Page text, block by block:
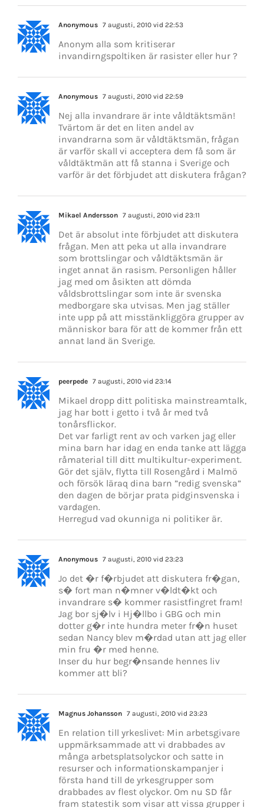
Anonymous 7 augusti, 2010 vid 22:53
Anonym alla som kritiserar
invandirngspoltiken är rasister eller hur ?
Anonymous 7 augusti, 2010 vid 22:59
Nej alla invandrare är inte våldtäktsmän!
Tvärtom är det en liten andel av
invandrarna som är våldtäktsmän, frågan
är varför skall vi acceptera dem få som är
våldtäktmän att få stanna i Sverige och
varför är det förbjudet att diskutera frågan?
Mikael Andersson 7 augusti, 2010 vid 23:11
Det är absolut inte förbjudet att diskutera
frågan. Men att peka ut alla invandrare
som brottslingar och våldtäktsmän är
inget annat än rasism. Personligen håller
jag med om åsikten att dömda
våldsbrottslingar som inte är svenska
medborgare ska utvisas. Men jag ställer
inte upp på att misstänkliggöra grupper av
människor bara för att de kommer från ett
annat land än Sverige.
peerpede 7 augusti, 2010 vid 23:14
Mikael dropp ditt politiska mainstreamtalk,
jag har bott i getto i två år med två
tonårsflickor.
Det var farligt rent av och varken jag eller
mina barn har idag en enda tanke att lägga
råmaterial till ditt multikultur-experiment.
Gör det själv, flytta till Rosengård i Malmö
och försök läraq dina barn ”redig svenska”
den dagen de börjar prata pidginsvenska i
vardagen.
Herregud vad okunniga ni politiker är.
Anonymous 7 augusti, 2010 vid 23:23
Jo det �r f�rbjudet att diskutera fr�gan,
s� fort man n�mner v�ldt�kt och
invandrare s� kommer rasistfingret fram!
Jag bor sj�lv i Hj�llbo i GBG och min
dotter g�r inte hundra meter fr�n huset
sedan Nancy blev m�rdad utan att jag eller
min fru �r med henne.
Inser du hur begr�nsande hennes liv
kommer att bli?
Magnus Johansson 7 augusti, 2010 vid 23:23
En relation till yrkeslivet: Min arbetsgivare
uppmärksammade att vi drabbades av
många arbetsplatsolyckor och satte in
resurser och informationskampanjer i
första hand till de yrkesgrupper som
drabbades av flest olyckor. Om nu SD får
fram statestik som visar att vissa grupper i